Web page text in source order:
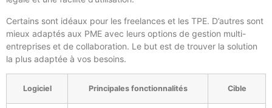
Certains sont idéaux pour les freelances et les TPE. D’autres sont
mieux adaptés aux PME avec leurs options de gestion multi-
entreprises et de collaboration. Le but est de trouver la solution
la plus adaptée à vos besoins.
Logiciel Principales fonctionnalités Cible